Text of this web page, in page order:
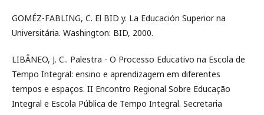
GOMÉZ-FABLING, C. El BID y. La Educación Superior na
Universitária. Washington: BID, 2000.
LIBÂNEO, J. C.. Palestra - O Processo Educativo na Escola de
Tempo Integral: ensino e aprendizagem em diferentes
tempos e espaços. II Encontro Regional Sobre Educação
Integral e Escola Pública de Tempo Integral. Secretaria